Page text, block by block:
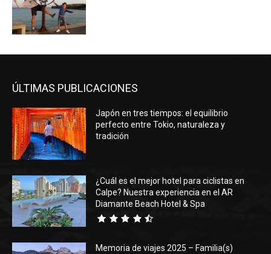
ÚLTIMAS PUBLICACIONES
Japón en tres tiempos: el equilibrio
perfecto entre Tokio, naturaleza y
tradición
¿Cuál es el mejor hotel para ciclistas en
Calpe? Nuestra experiencia en el AR
Diamante Beach Hotel & Spa
Memoria de viajes 2025 – Familia(s)